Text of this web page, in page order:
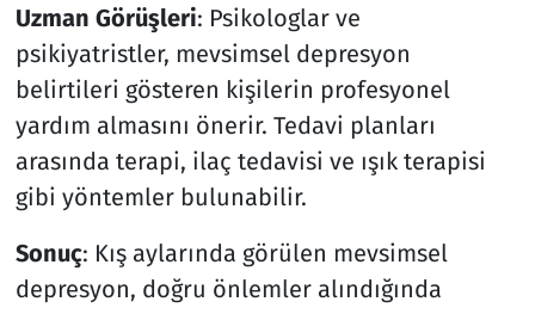
Uzman Görüşleri: Psikologlar ve
psikiyatristler, mevsimsel depresyon
belirtileri gösteren kişilerin profesyonel
yardım almasını önerir. Tedavi planları
arasında terapi, ilaç tedavisi ve ışık terapisi
gibi yöntemler bulunabilir.
Sonuç: Kış aylarında görülen mevsimsel
depresyon, doğru önlemler alındığında